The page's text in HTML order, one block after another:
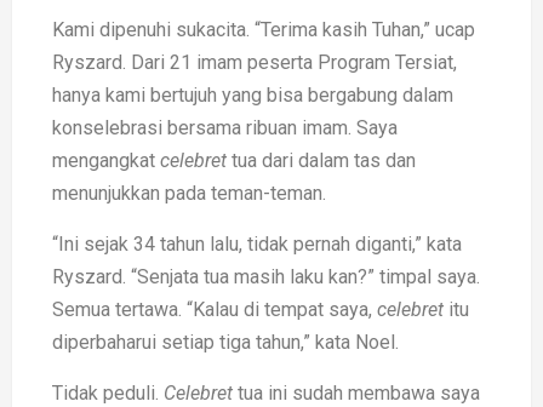
Kami dipenuhi sukacita. “Terima kasih Tuhan,” ucap
Ryszard. Dari 21 imam peserta Program Tersiat,
hanya kami bertujuh yang bisa bergabung dalam
konselebrasi bersama ribuan imam. Saya
mengangkat celebret tua dari dalam tas dan
menunjukkan pada teman-teman.
“Ini sejak 34 tahun lalu, tidak pernah diganti,” kata
Ryszard. “Senjata tua masih laku kan?” timpal saya.
Semua tertawa. “Kalau di tempat saya, celebret itu
diperbaharui setiap tiga tahun,” kata Noel.
Tidak peduli. Celebret tua ini sudah membawa saya